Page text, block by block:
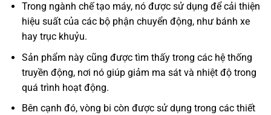
Trong ngành chế tạo máy, nó được sử dụng để cải thiện
hiệu suất của các bộ phận chuyển động, như bánh xe
hay trục khuỷu.
Sản phẩm này cũng được tìm thấy trong các hệ thống
truyền động, nơi nó giúp giảm ma sát và nhiệt độ trong
quá trình hoạt động.
Bên cạnh đó, vòng bi còn được sử dụng trong các thiết